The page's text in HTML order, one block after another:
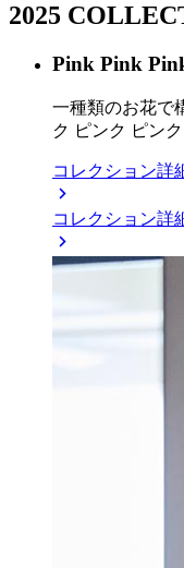
2025
Pink Pink
一種類のお花で
ク ピンク ピンク
コレクション詳
コレクション詳